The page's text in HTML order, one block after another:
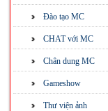
Đào tạo MC
CHAT với MC
Chân dung MC
Gameshow
Thư viện ảnh